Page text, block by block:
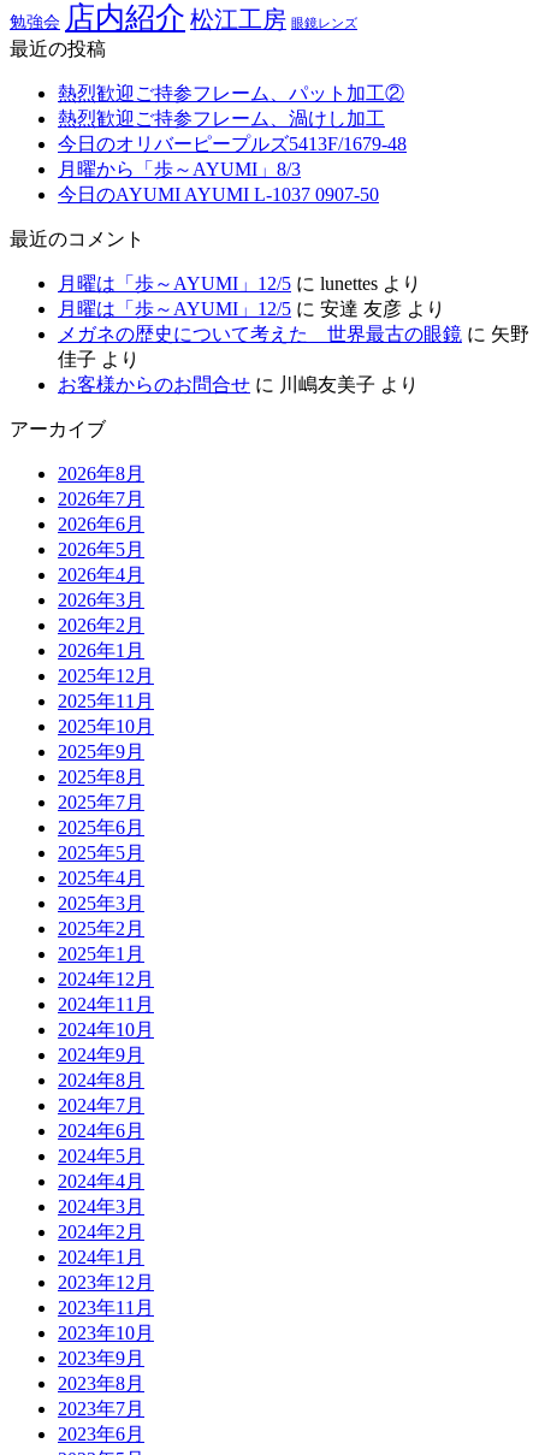
勉強会 店内紹介 松江工房 眼鏡レンズ
最近の投稿
熱烈歓迎ご持参フレーム、パット加工②
熱烈歓迎ご持参フレーム、渦けし加工
今日のオリバーピープルズ5413F/1679-48
月曜から「歩～AYUMI」8/3
今日のAYUMI AYUMI L-1037 0907-50
最近のコメント
月曜は「歩～AYUMI」12/5 に lunettes より
月曜は「歩～AYUMI」12/5 に 安達 友彦 より
メガネの歴史について考えた 世界最古の眼鏡 に 矢野
佳子 より
お客様からのお問合せ に 川嶋友美子 より
アーカイブ
2026年8月
2026年7月
2026年6月
2026年5月
2026年4月
2026年3月
2026年2月
2026年1月
2025年12月
2025年11月
2025年10月
2025年9月
2025年8月
2025年7月
2025年6月
2025年5月
2025年4月
2025年3月
2025年2月
2025年1月
2024年12月
2024年11月
2024年10月
2024年9月
2024年8月
2024年7月
2024年6月
2024年5月
2024年4月
2024年3月
2024年2月
2024年1月
2023年12月
2023年11月
2023年10月
2023年9月
2023年8月
2023年7月
2023年6月